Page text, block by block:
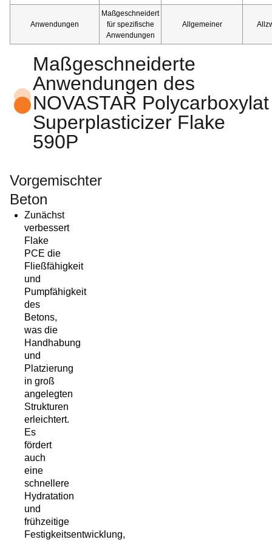
Anwendungen
Maßgeschneidert
für spezifische
Anwendungen
Allgemeiner
Maßgeschneiderte
Anwendungen des
NOVASTAR Polycarboxylat
Superplasticizer Flake
590P
Vorgemischter
Beton
Zunächst
verbessert
Flake
PCE die
Fließfähigkeit
und
Pumpfähigkeit
des
Betons,
was die
Handhabung
und
Platzierung
in groß
angelegten
Strukturen
erleichtert.
Es
fördert
auch
eine
schnellere
Hydratation
und
frühzeitige
Festigkeitsentwicklung,